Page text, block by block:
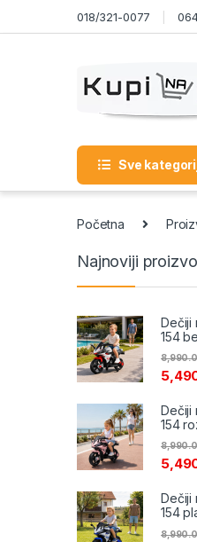
Skip to navigation018/321-0077
Sve
Početna
Najnoviji
Dečiji
154
Dečiji
154
Dečiji
154